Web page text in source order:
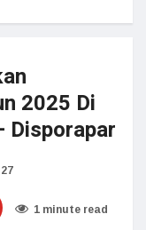
2025 Di
Disporapar
1 minute read